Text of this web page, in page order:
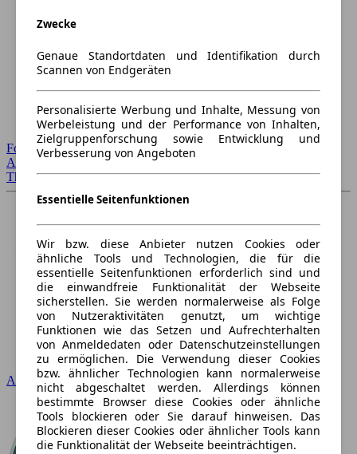
Forum Startseite
Alle Auto-Foren
Themen-Forum
Audi
Zwecke
Genaue Standortdaten und Identifikation durch
Scannen von Endgeräten
Personalisierte Werbung und Inhalte, Messung von
Werbeleistung und der Performance von Inhalten,
Zielgruppenforschung sowie Entwicklung und
Verbesserung von Angeboten
Essentielle Seitenfunktionen
Wir bzw. diese Anbieter nutzen Cookies oder
ähnliche Tools und Technologien, die für die
essentielle Seitenfunktionen erforderlich sind und
die einwandfreie Funktionalität der Webseite
sicherstellen. Sie werden normalerweise als Folge
von Nutzeraktivitäten genutzt, um wichtige
Funktionen wie das Setzen und Aufrechterhalten
von Anmeldedaten oder Datenschutzeinstellungen
zu ermöglichen. Die Verwendung dieser Cookies
bzw. ähnlicher Technologien kann normalerweise
nicht abgeschaltet werden. Allerdings können
bestimmte Browser diese Cookies oder ähnliche
Tools blockieren oder Sie darauf hinweisen. Das
Blockieren dieser Cookies oder ähnlicher Tools kann
die Funktionalität der Webseite beeinträchtigen.